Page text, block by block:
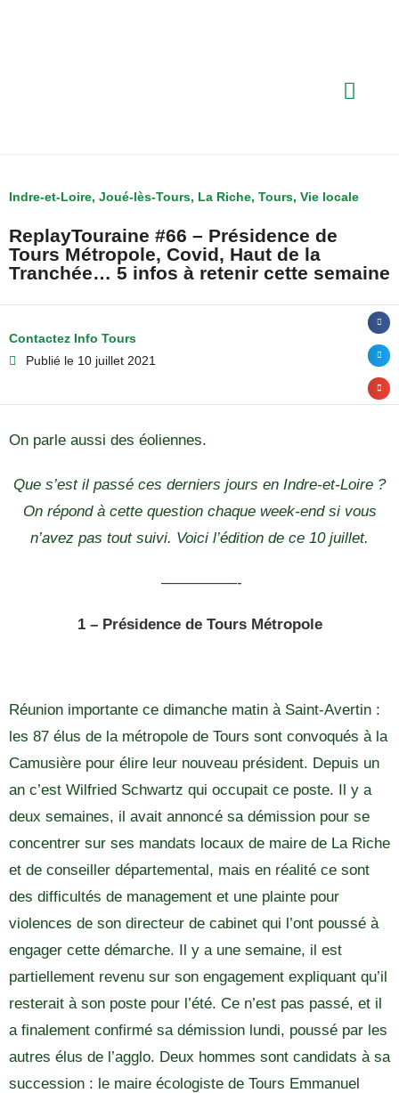
Indre-et-Loire, Joué-lès-Tours, La Riche, Tours, Vie locale
ReplayTouraine #66 – Présidence de
Tours Métropole, Covid, Haut de la
Tranchée… 5 infos à retenir cette semaine
Contactez Info Tours
Publié le 10 juillet 2021
On parle aussi des éoliennes.
Que s’est il passé ces derniers jours en Indre-et-Loire ?
On répond à cette question chaque week-end si vous
n’avez pas tout suivi. Voici l’édition de ce 10 juillet.
—————-
1 – Présidence de Tours Métropole
Réunion importante ce dimanche matin à Saint-Avertin :
les 87 élus de la métropole de Tours sont convoqués à la
Camusière pour élire leur nouveau président. Depuis un
an c’est Wilfried Schwartz qui occupait ce poste. Il y a
deux semaines, il avait annoncé sa démission pour se
concentrer sur ses mandats locaux de maire de La Riche
et de conseiller départemental, mais en réalité ce sont
des difficultés de management et une plainte pour
violences de son directeur de cabinet qui l’ont poussé à
engager cette démarche. Il y a une semaine, il est
partiellement revenu sur son engagement expliquant qu’il
resterait à son poste pour l’été. Ce n’est pas passé, et il
a finalement confirmé sa démission lundi, poussé par les
autres élus de l’agglo. Deux hommes sont candidats à sa
succession : le maire écologiste de Tours Emmanuel